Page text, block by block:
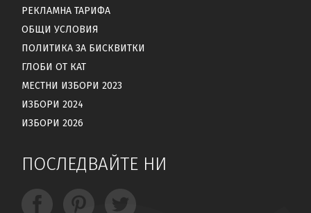
РЕКЛАМНА ТАРИФА
ОБЩИ УСЛОВИЯ
ПОЛИТИКА ЗА БИСКВИТКИ
ГЛОБИ ОТ КАТ
МЕСТНИ ИЗБОРИ 2023
ИЗБОРИ 2024
ИЗБОРИ 2026
ПОСЛЕДВАЙТЕ НИ